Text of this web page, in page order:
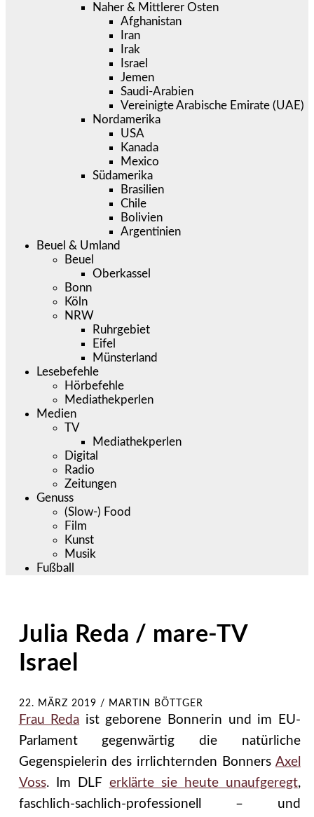
Naher & Mittlerer Osten
Afghanistan
Iran
Irak
Israel
Jemen
Saudi-Arabien
Vereinigte Arabische Emirate (UAE)
Nordamerika
USA
Kanada
Mexico
Südamerika
Brasilien
Chile
Bolivien
Argentinien
Beuel & Umland
Beuel
Oberkassel
Bonn
Köln
NRW
Ruhrgebiet
Eifel
Münsterland
Lesebefehle
Hörbefehle
Mediathekperlen
Medien
TV
Mediathekperlen
Digital
Radio
Zeitungen
Genuss
(Slow-) Food
Film
Kunst
Musik
Fußball
Julia Reda / mare-TV
Israel
22. MÄRZ 2019 / MARTIN BÖTTGER
Frau Reda ist geborene Bonnerin und im EU-
Parlament gegenwärtig die natürliche
Gegenspielerin des irrlichternden Bonners Axel
Voss. Im DLF erklärte sie heute unaufgeregt,
faschlich-sachlich-professionell – und